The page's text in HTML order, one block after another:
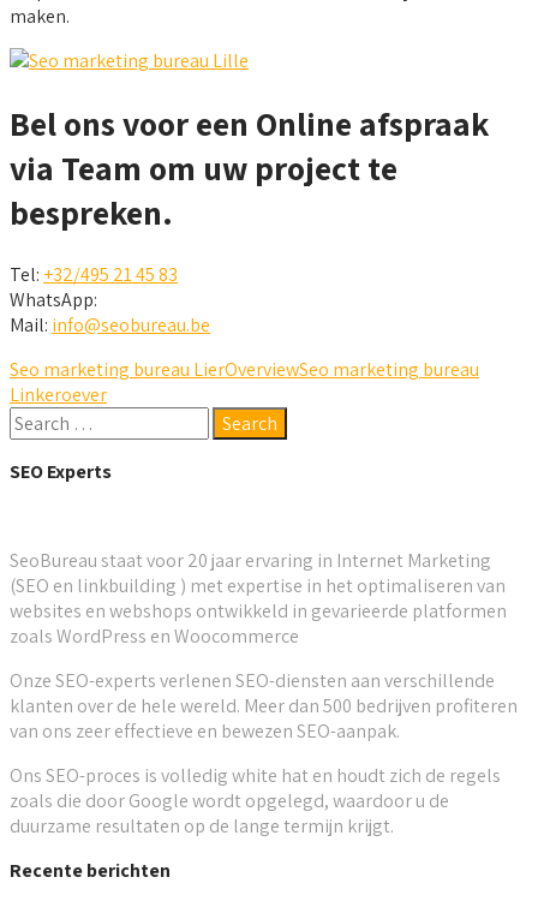
maken.
Bel ons voor een Online afspraak
via Team om uw project te
bespreken.
Tel: +32/495 21 45 83
WhatsApp:
Mail: info@seobureau.be
Seo marketing bureau LierOverviewSeo marketing bureau
Linkeroever
SEO Experts
SeoBureau staat voor 20 jaar ervaring in Internet Marketing
(SEO en linkbuilding ) met expertise in het optimaliseren van
websites en webshops ontwikkeld in gevarieerde platformen
zoals WordPress en Woocommerce
Onze SEO-experts verlenen SEO-diensten aan verschillende
klanten over de hele wereld. Meer dan 500 bedrijven profiteren
van ons zeer effectieve en bewezen SEO-aanpak.
Ons SEO-proces is volledig white hat en houdt zich de regels
zoals die door Google wordt opgelegd, waardoor u de
duurzame resultaten op de lange termijn krijgt.
Recente berichten